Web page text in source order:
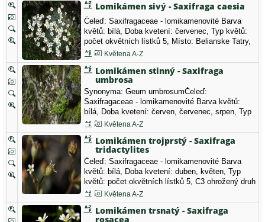
Lomikámen sivý - Saxifraga caesia
Čeleď: Saxifragaceae - lomikamenovité Barva
květů: bílá, Doba kvetení: červenec, Typ květů:
počet okvětních lístků 5, Místo: Belianske Tatry,
1900m, Slovensko
Květena A-Z
Lomikámen stinný - Saxifraga
umbrosa
Synonyma: Geum umbrosumČeleď:
Saxifragaceae - lomikamenovité Barva květů:
bílá, Doba kvetení: červen, červenec, srpen, Typ
květů: počet okvětních lístků 5.
Květena A-Z
Lomikámen trojprstý - Saxifraga
tridactylites
Čeleď: Saxifragaceae - lomikamenovité Barva
květů: bílá, Doba kvetení: duben, květen, Typ
květů: počet okvětních lístků 5, C3 ohrožený druh
§2 (§S) Vyhláška 395/1992 Sb. ve znění vyhl.
175/2006 Sb. - druh silně ohrožený
Květena A-Z
Lomikámen trsnatý - Saxifraga
rosacea